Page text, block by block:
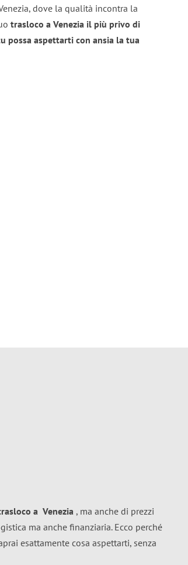
dove la qualità incontra la
trasloco a Venezia il più privo di
possa aspettarti con ansia la tua
a Venezia , ma anche di prezzi
ma anche finanziaria. Ecco perché
esattamente cosa aspettarti, senza